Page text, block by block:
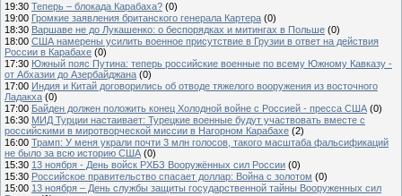
19:30 Теперь – блокада Карабаха? (0)
19:00 Громкие заявления британского генерала Картера (0)
18:30 Варшаве не до Лукашенко: о беспорядках и митингах в Польше (0)
18:00 США намерены усилить военное присутствие в Грузии в ответ на действия
России в Карабахе (0)
17:30 Южный пояс Путина: теперь российские военные по всему Южному Кавказу -
от Абхазии до Азербайджана (0)
17:00 Индия и Китай договорились об отводе тяжелого вооружения из восточного
Ладакха (0)
17:00 Байден должен положить конец Холодной войне с Россией - пресса США (0)
16:30 МИД Турции настаивает: Турецкие военные будут участвовать вместе с
российскими в миротворческой миссии в Нагорном Карабахе (2)
16:00 Трамп: У меня украли почти 3 млн голосов, такого масштаба фальсификаций
не было за всю историю США (0)
15:30 13 ноября - День войск РХБЗ Вооружённых сил России (0)
15:30 Российское правительство спасает доллар: Война с золотом (0)
15:00 13 ноября – День службы защиты государственной тайны Вооруженных сил